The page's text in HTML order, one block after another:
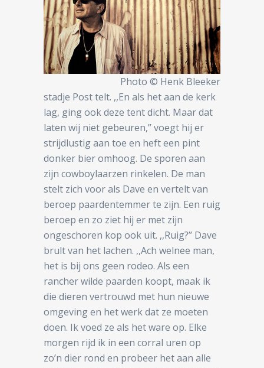
Photo © Henk Bleeker
stadje Post telt. ,,En als het aan de kerk
lag, ging ook deze tent dicht. Maar dat
laten wij niet gebeuren,’’ voegt hij er
strijdlustig aan toe en heft een pint
donker bier omhoog. De sporen aan
zijn cowboylaarzen rinkelen. De man
stelt zich voor als Dave en vertelt van
beroep paardentemmer te zijn. Een ruig
beroep en zo ziet hij er met zijn
ongeschoren kop ook uit. ,,Ruig?’’ Dave
brult van het lachen. ,,Ach welnee man,
het is bij ons geen rodeo. Als een
rancher wilde paarden koopt, maak ik
die dieren vertrouwd met hun nieuwe
omgeving en het werk dat ze moeten
doen. Ik voed ze als het ware op. Elke
morgen rijd ik in een corral uren op
zo’n dier rond en probeer het aan alle